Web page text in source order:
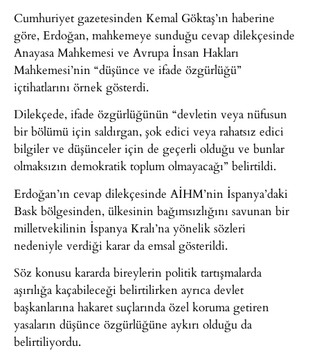
Cumhuriyet gazetesinden Kemal Göktaş’ın haberine
göre, Erdoğan, mahkemeye sunduğu cevap dilekçesinde
Anayasa Mahkemesi ve Avrupa İnsan Hakları
Mahkemesi’nin “düşünce ve ifade özgürlüğü”
içtihatlarını örnek gösterdi.
Dilekçede, ifade özgürlüğünün “devletin veya nüfusun
bir bölümü için saldırgan, şok edici veya rahatsız edici
bilgiler ve düşünceler için de geçerli olduğu ve bunlar
olmaksızın demokratik toplum olmayacağı” belirtildi.
Erdoğan’ın cevap dilekçesinde AİHM’nin İspanya’daki
Bask bölgesinden, ülkesinin bağımsızlığını savunan bir
milletvekilinin İspanya Kralı’na yönelik sözleri
nedeniyle verdiği karar da emsal gösterildi.
Söz konusu kararda bireylerin politik tartışmalarda
aşırılığa kaçabileceği belirtilirken ayrıca devlet
başkanlarına hakaret suçlarında özel koruma getiren
yasaların düşünce özgürlüğüne aykırı olduğu da
belirtiliyordu.